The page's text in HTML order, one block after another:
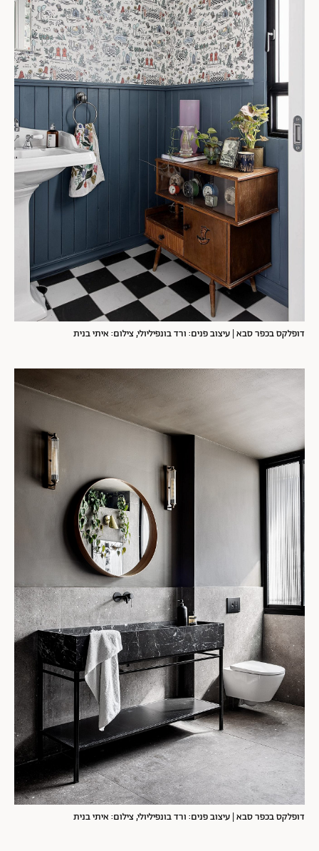
דופלקס בכפר סבא | עיצוב פנים: ורד בונפיליולי, צילום: איתי בנית
דופלקס בכפר סבא | עיצוב פנים: ורד בונפיליולי, צילום: איתי בנית